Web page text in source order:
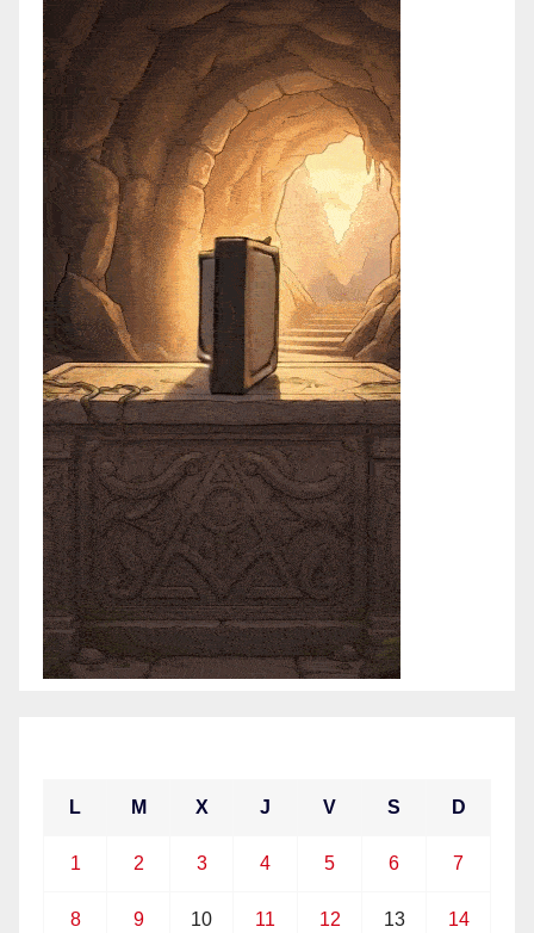
L M X J V S D
1 2 3 4 5 6 7
8 9 10 11 12 13 14